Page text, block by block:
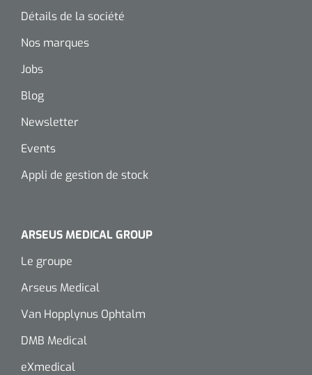
Wearables
Kits d'instruments
Produits pour le traitement des plaies chroniques
Hydrocolloïdes
Hydrogel
Bandages paraffine
siliconée
Alginates
Détails de la société
Nos marques
Jobs
Blog
Newsletter
Events
Appli de gestion de stock
ARSEUS MEDICAL GROUP
Le groupe
Arseus Medical
Van Hopplynus Ophtalm
DMB Medical
eXmedical